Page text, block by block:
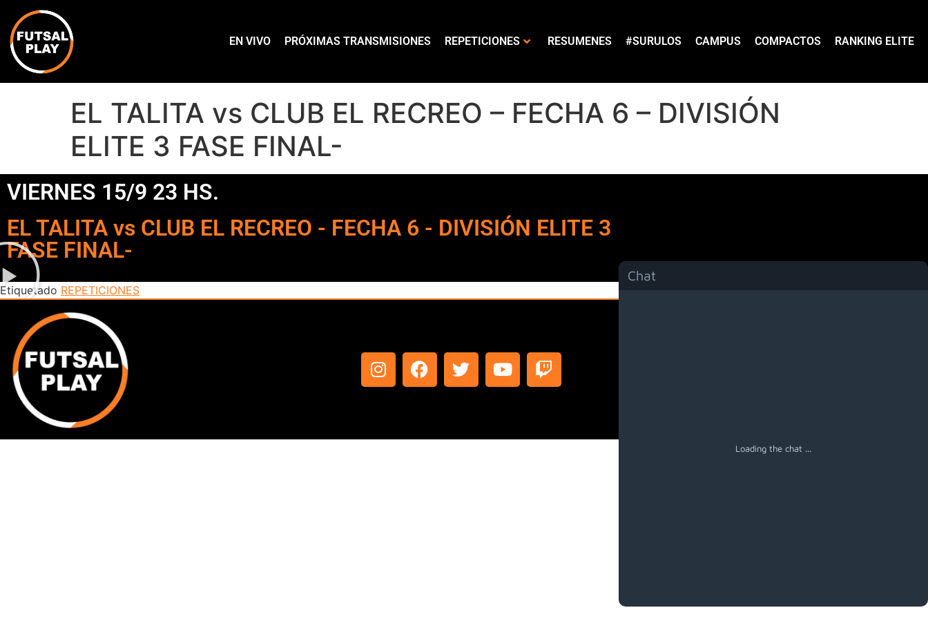
EN VIVO PRÓXIMAS TRANSMISIONES REPETICIONES RESUMENES #SURULOS CAMPUS COMPACTOS RANKING ELITE
EL TALITA vs CLUB EL RECREO – FECHA 6 – DIVISIÓN
ELITE 3 FASE FINAL-
VIERNES 15/9 23 HS.
EL TALITA vs CLUB EL RECREO - FECHA 6 - DIVISIÓN ELITE 3
FASE FINAL-
Chat
Loading the chat ...
Etiquetado REPETICIONES